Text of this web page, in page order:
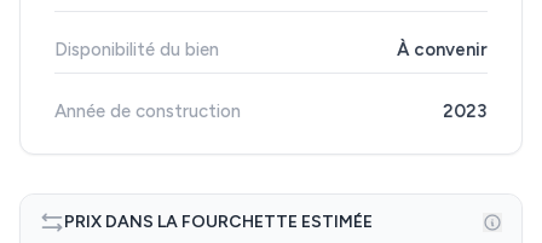
Disponibilité du bien À convenir
Année de construction 2023
PRIX DANS LA FOURCHETTE ESTIMÉE